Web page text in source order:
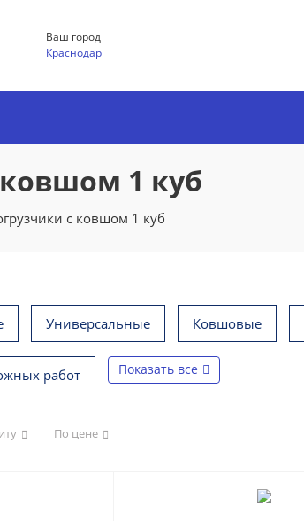
Ваш город
Краснодар
1 куб
с ковшом 1 куб
Универсальные Ковшовые
работ Показать все
По цене